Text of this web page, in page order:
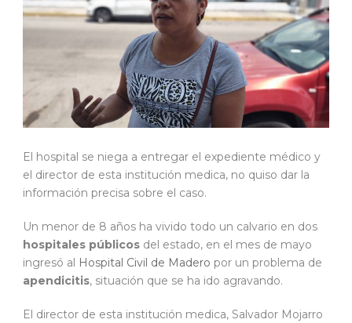
El hospital se niega a entregar el expediente médico y
el director de esta institución medica, no quiso dar la
información precisa sobre el caso.
Un menor de 8 años ha vivido todo un calvario en dos
hospitales públicos del estado, en el mes de mayo
ingresó al
Hospital Civil de Madero por un problema de
apendicitis, situación que se ha ido agravando.
El director de esta institución medica, Salvador Mojarro